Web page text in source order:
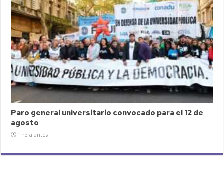
Paro general universitario convocado para el 12 de
agosto
1 hora antes